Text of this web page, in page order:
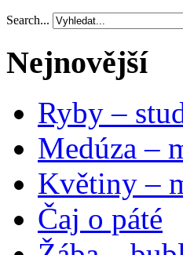
Search...
Nejnovější
Ryby –
Medúza –
Květiny –
Čaj o páté